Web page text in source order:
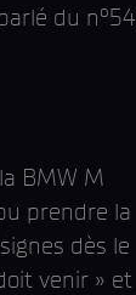
du n°54
BMW M
prendre la
dès le
venir » et